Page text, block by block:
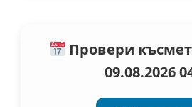
Провери
09.08.2026